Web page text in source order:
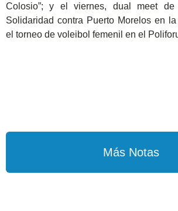
Colosio”; y el viernes, dual meet
Solidaridad contra Puerto Morelos en
el torneo de voleibol femenil en el
Más Notas